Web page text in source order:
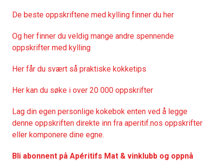
De beste oppskriftene med kylling finner du her
Og her finner du veldig mange andre spennende
oppskrifter med kylling
Her får du svært så praktiske kokketips
Her kan du søke i over 20 000 oppskrifter
Lag din egen personlige kokebok enten ved å legge
denne oppskriften direkte inn fra aperitif.nos oppskrifter
eller komponere dine egne.
Bli abonnent på Apéritifs Mat & vinklubb og oppnå